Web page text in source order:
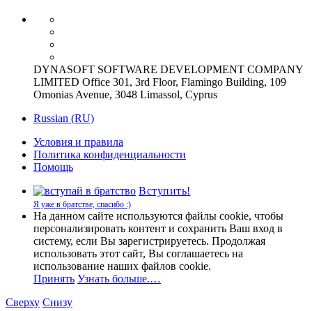
DYNASOFT SOFTWARE DEVELOPMENT COMPANY
LIMITED Office 301, 3rd Floor, Flamingo Building, 109
Omonias Avenue, 3048 Limassol, Cyprus
Russian (RU)
Условия и правила
Политика конфиденциальности
Помощь
Вступить!
Я уже в братстве, спасибо :)
На данном сайте используются файлы cookie, чтобы
персонализировать контент и сохранить Ваш вход в
систему, если Вы зарегистрируетесь. Продолжая
использовать этот сайт, Вы соглашаетесь на
использование наших файлов cookie.
Принять Узнать больше.…
Сверху Снизу